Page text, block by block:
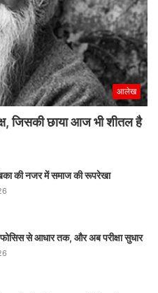
आलेख
जिसकी छाया आज भी शीतल है
की नजर में समाज की रूपरेखा
से आधार तक, और अब परीक्षा सुधार